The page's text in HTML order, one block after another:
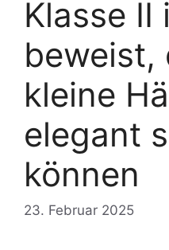
Klasse II
beweist,
kleine
elegant
können
23. Februar 2025